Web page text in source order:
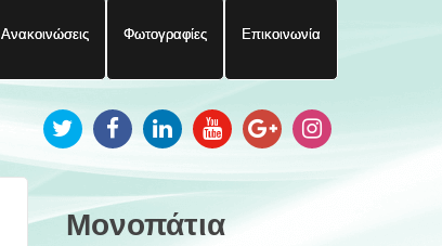
Ανακοινώσεις Φωτογραφίες Επικοινωνία
Μονοπάτια